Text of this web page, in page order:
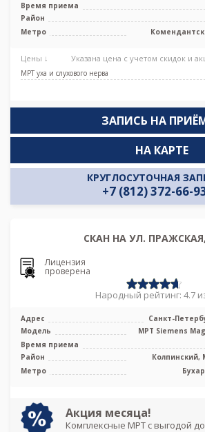
Время приема
Район
Метро
Цены ↓ Указана цена с учетом скидок и
МРТ уха и слухового нерва
ЗАПИСЬ НА
КРУГЛОСУТОЧНАЯ
+7 (812) 372-66-
НА КАРТЕ
СКАН НА УЛ.
Лицензия
проверена
Народный рейтинг: 4.7
Адрес
Санкт-
Модель
МРТ Siemens
Время приема
Район
Колпинский,
Метро
Акция месяца!
Комплексные МРТ с выгодой до